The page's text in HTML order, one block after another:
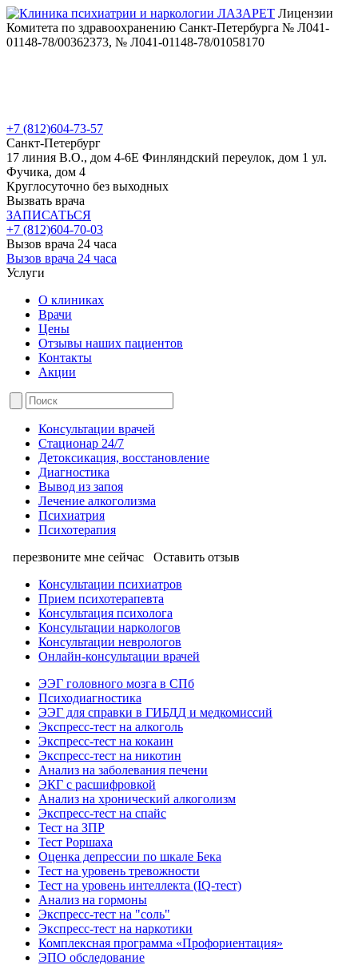
Лицензии
Комитета по здравоохранению Санкт-Петербурга № Л041-
01148-78/00362373, № Л041-01148-78/01058170
+7 (812)604-73-57
Санкт-Петербург
17 линия В.О., дом 4-6Е Финляндский переулок, дом 1 ул.
Фучика, дом 4
Круглосуточно без выходных
Вызвать врача
ЗАПИСАТЬСЯ
+7 (812)604-70-03
Вызов врача 24 часа
Вызов врача 24 часа
Услуги
О клиниках
Врачи
Цены
Отзывы наших пациентов
Контакты
Акции
Консультации врачей
Стационар 24/7
Детоксикация, восстановление
Диагностика
Вывод из запоя
Лечение алкоголизма
Психиатрия
Психотерапия
перезвоните мне сейчас
Оставить отзыв
Консультации психиатров
Прием психотерапевта
Консультация психолога
Консультации наркологов
Консультации неврологов
Онлайн-консультации врачей
ЭЭГ головного мозга в СПб
Психодиагностика
ЭЭГ для справки в ГИБДД и медкомиссий
Экспресс-тест на алкоголь
Экспресс-тест на кокаин
Экспресс-тест на никотин
Анализ на заболевания печени
ЭКГ с расшифровкой
Анализ на хронический алкоголизм
Экспресс-тест на спайс
Тест на ЗПР
Тест Роршаха
Оценка депрессии по шкале Бека
Тест на уровень тревожности
Тест на уровень интеллекта (IQ-тест)
Анализ на гормоны
Экспресс-тест на "соль"
Экспресс-тест на наркотики
Комплексная программа «Профориентация»
ЭПО обследование